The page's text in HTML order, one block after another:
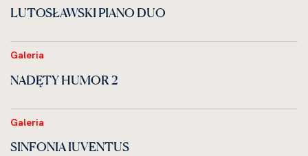
LUTOSŁAWSKI PIANO DUO
Galeria
NADĘTY HUMOR 2
Galeria
SINFONIA IUVENTUS